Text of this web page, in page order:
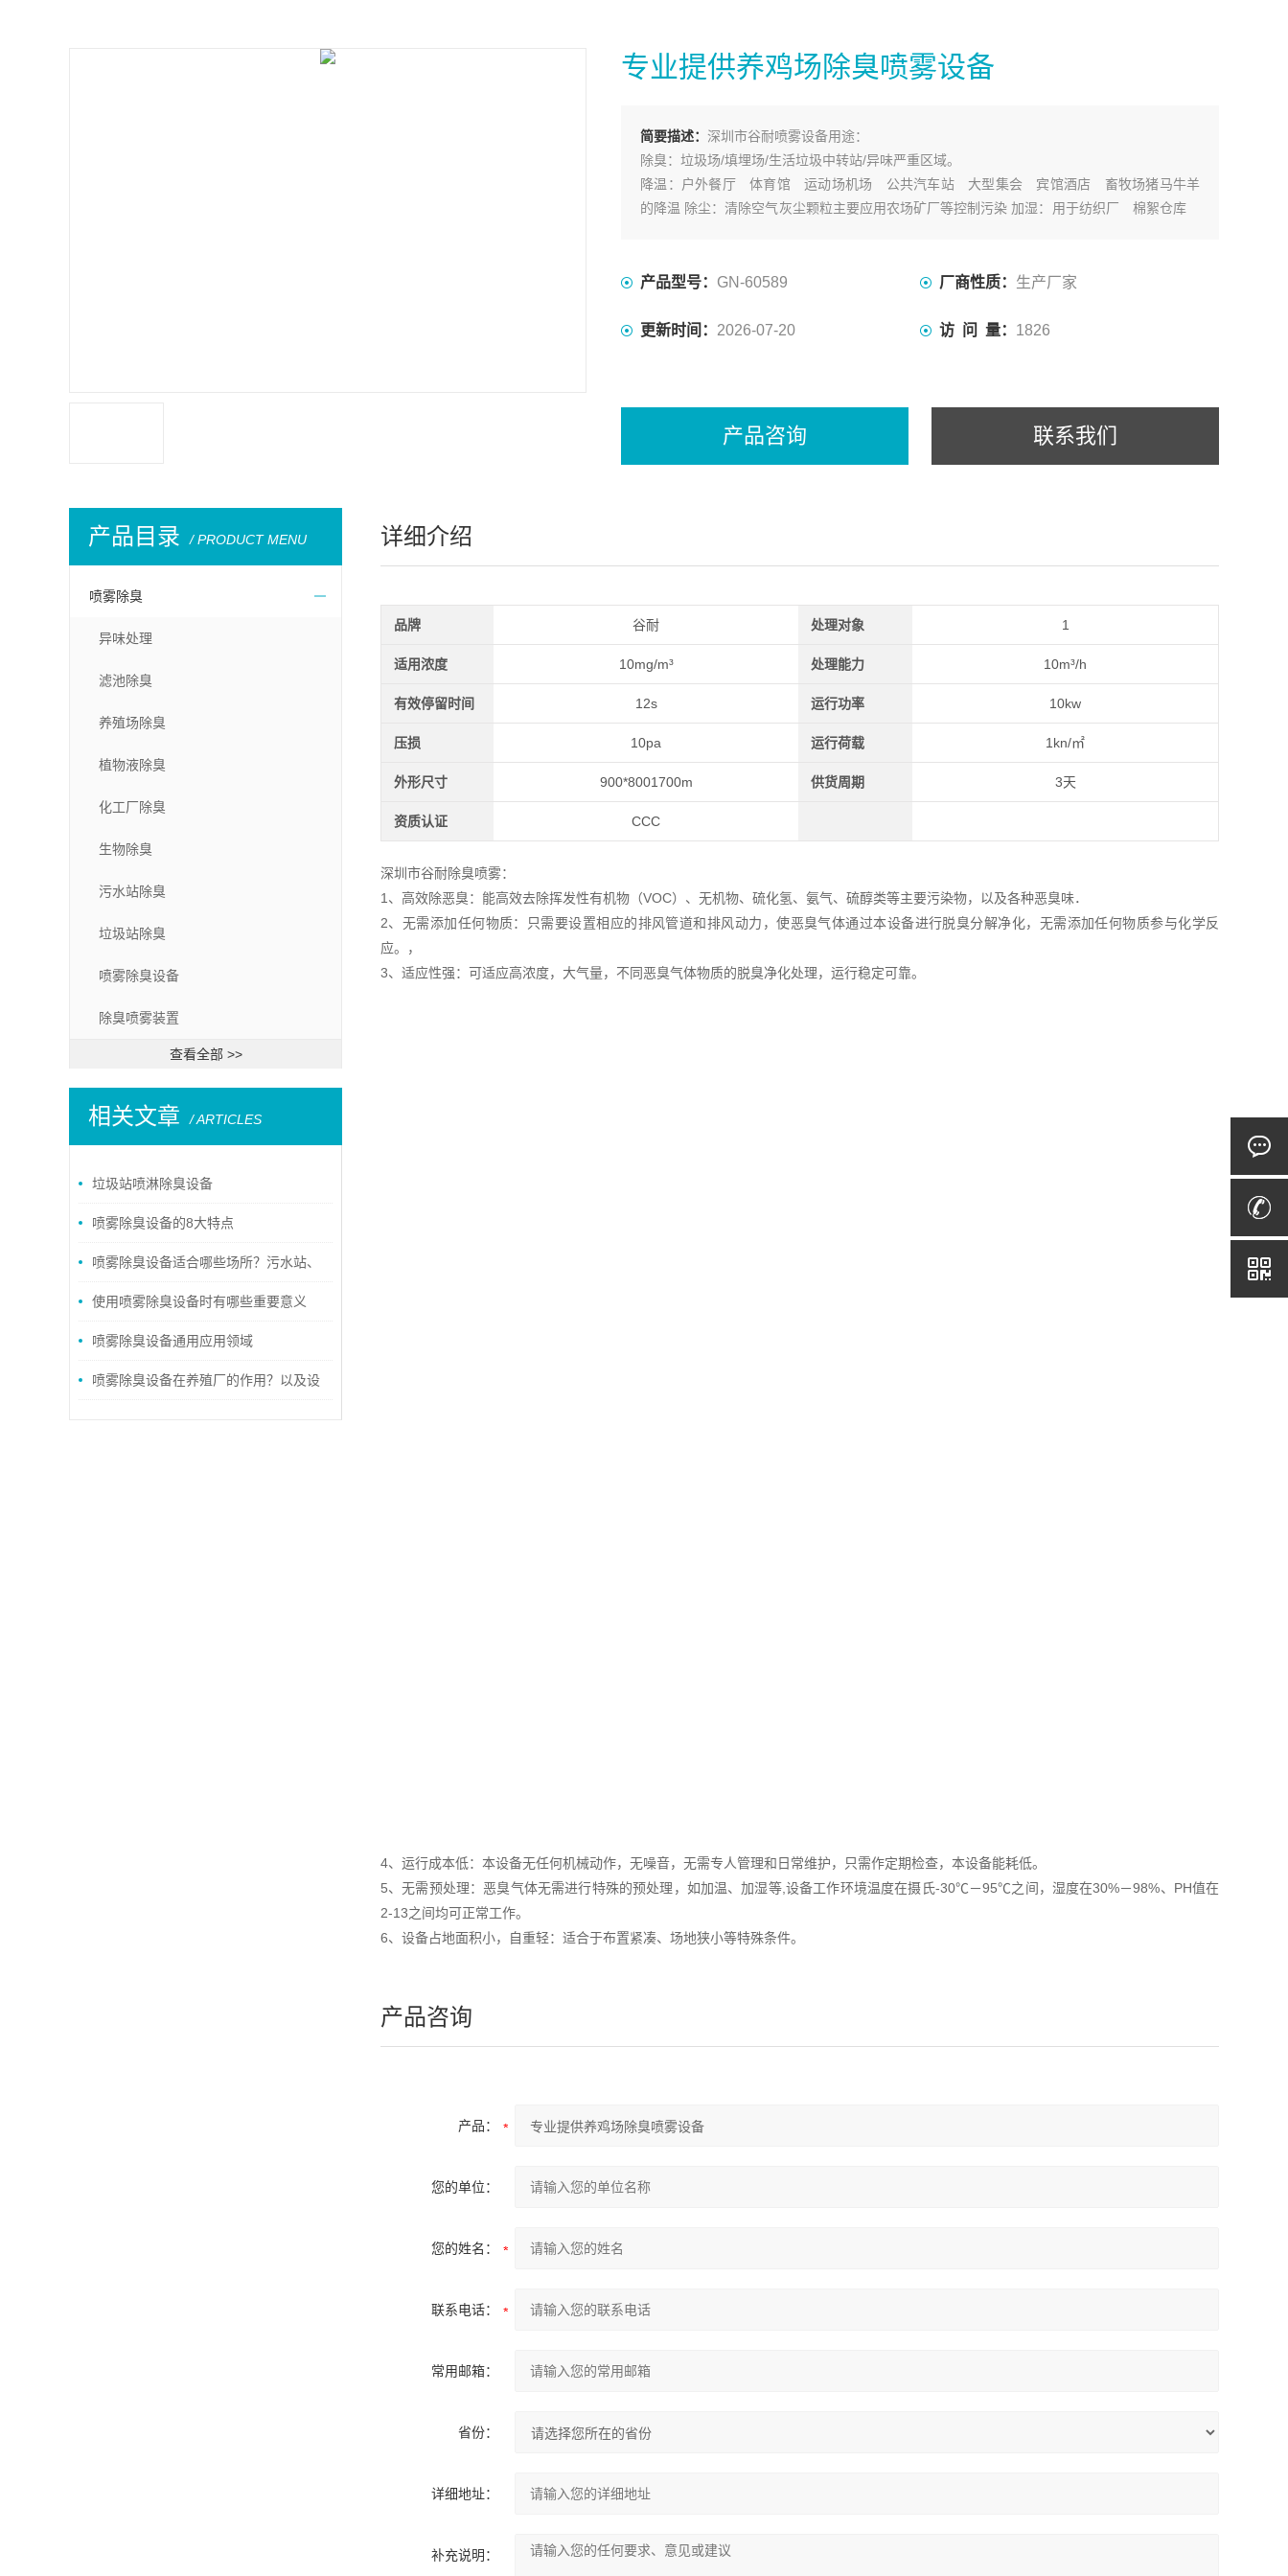
专业提供养鸡场除臭喷雾设备
简要描述： 深圳市谷耐喷雾设备用途：
除臭：垃圾场/填埋场/生活垃圾中转站/异味严重区域。
降温：户外餐厅 体育馆 运动场机场 公共汽车站 大型集会 宾馆酒店 畜牧场猪马牛羊
的降温 除尘：清除空气灰尘颗粒主要应用农场矿厂等控制污染 加湿：用于纺织厂 棉絮仓库
产品型号： GN-60589 厂商性质： 生产厂家
更新时间： 2026-07-20 访 问 量： 1826
产品咨询 联系我们
产品目录 / PRODUCT MENU
喷雾除臭
异味处理
滤池除臭
养殖场除臭
植物液除臭
化工厂除臭
生物除臭
污水站除臭
垃圾站除臭
喷雾除臭设备
除臭喷雾装置
查看全部 >>
相关文章 / ARTICLES
垃圾站喷淋除臭设备
喷雾除臭设备的8大特点
喷雾除臭设备适合哪些场所？污水站、
垃圾站异味治理设备详解
使用喷雾除臭设备时有哪些重要意义
呢？喷雾除臭设备通用应用领域
喷雾除臭设备在养殖厂的作用？以及设
详细介绍
品牌 谷耐 处理对象 1
适用浓度 10mg/m³ 处理能力 10m³/h
有效停留时间 12s 运行功率 10kw
压损 10pa 运行荷载 1kn/㎡
外形尺寸 900*8001700m 供货周期 3天
资质认证 CCC
深圳市谷耐除臭喷雾：
1、高效除恶臭：能高效去除挥发性有机物（VOC）、无机物、硫化氢、氨气、硫醇类等主要污染物，以及各种恶臭味．
2、无需添加任何物质：只需要设置相应的排风管道和排风动力，使恶臭气体通过本设备进行脱臭分解净化，无需添加任何物质参与化学反
应。，
3、适应性强：可适应高浓度，大气量，不同恶臭气体物质的脱臭净化处理，运行稳定可靠。
4、运行成本低：本设备无任何机械动作，无噪音，无需专人管理和日常维护，只需作定期检查，本设备能耗低。
5、无需预处理：恶臭气体无需进行特殊的预处理，如加温、加湿等,设备工作环境温度在摄氏-30℃－95℃之间，湿度在30%－98%、PH值在
2-13之间均可正常工作。
6、设备占地面积小，自重轻：适合于布置紧凑、场地狭小等特殊条件。
产品咨询
产品：
您的单位：
您的姓名：
联系电话：
常用邮箱：
省份：
详细地址：
补充说明：